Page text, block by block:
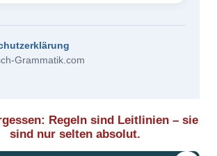
Grammatik.com
Regeln sind Leitlinien – sie
sind nur selten absolut.